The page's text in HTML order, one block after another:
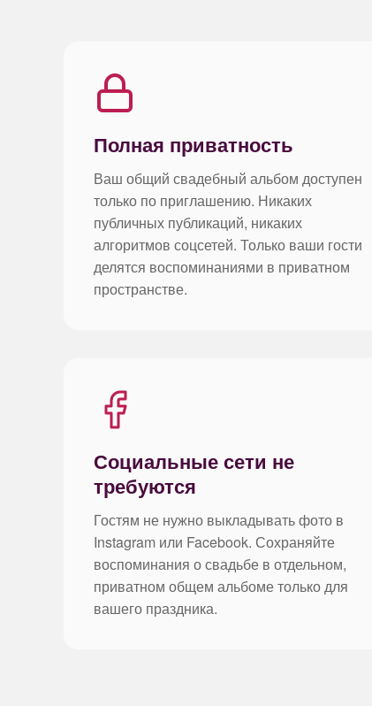
Полная приватность
Ваш общий свадебный альбом доступен
только по приглашению. Никаких
публичных публикаций, никаких
алгоритмов соцсетей. Только ваши гости
делятся воспоминаниями в приватном
пространстве.
Социальные сети не
требуются
Гостям не нужно выкладывать фото в
Instagram или Facebook. Сохраняйте
воспоминания о свадьбе в отдельном,
приватном общем альбоме только для
вашего праздника.